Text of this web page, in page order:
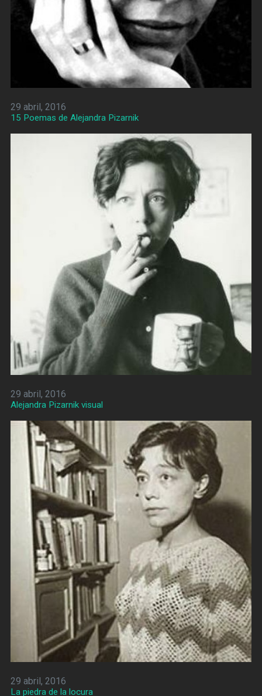
29 abril, 2016
15 Poemas de Alejandra Pizarnik
29 abril, 2016
Alejandra Pizarnik visual
29 abril, 2016
La piedra de la locura